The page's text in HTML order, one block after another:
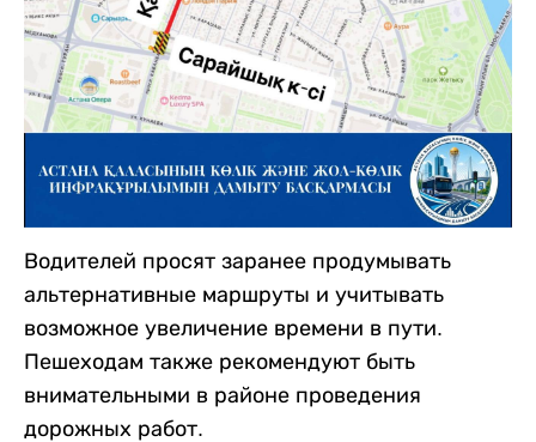
Водителей просят заранее продумывать
альтернативные маршруты и учитывать
возможное увеличение времени в пути.
Пешеходам также рекомендуют быть
внимательными в районе проведения
дорожных работ.